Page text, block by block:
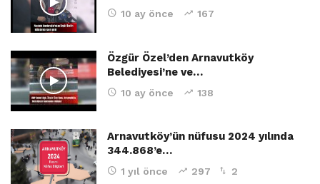
10 ay önce 167
Özgür Özel’den Arnavutköy
Belediyesi’ne ve…
10 ay önce 138
Arnavutköy’ün nüfusu 2024 yılında
344.868’e…
1 yıl önce 297 2